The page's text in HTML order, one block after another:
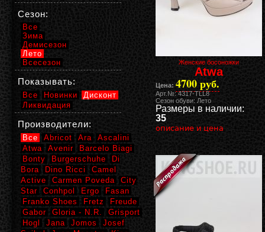
Женские босоножки
Atwa
Цена: 4700 руб.
Арт.№: 4317-TLL8
Сезон обуви: Лето
Размеры в наличии:
35
описание и цена
Сезон:
Все
Зима
Демисезон
Лето
Всесезон
Показывать:
Все Новинки
Дисконт
Ликвидация
Производители:
Все Abricot Ara
Ascalini
Atwa
Avenir
Barcelo Biagi
Bonty
Burgerschuhe
Di
Bora
Dino Ricci
Camel
Active
Carmen Poveda
City
Star
Conhpol Ergo
Fasan
Franko Shoes
Fretz
Freude
Gabor
Gloria - N.R.
Grisport
Hogl
Jana Jomos
Josef